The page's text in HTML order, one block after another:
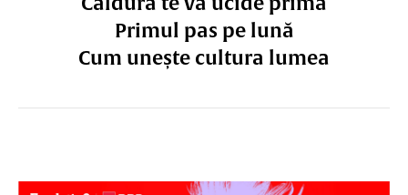
Primul pas pe lună
Cum unește cultura lumea